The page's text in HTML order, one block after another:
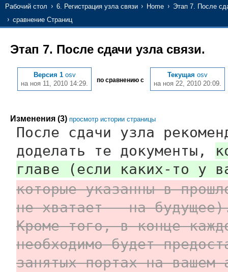
Рабочий стол 6. Регистрация узла связи Home
Этап 7. После
сравнение Страниц
Этап 7. После сдачи узла связи.
Версия 1 osv
на ноя 11, 2010 14:29.
по сравнению с
Текущая osv
на ноя 22, 2010 20:09.
Изменения (3) просмотр истории страницы
После сдачи узла
доделать те документы,
главе (если каких-то у
которые указанны в
не хватает – на
Кроме того, в конце
необходимо будет
занятых портах на вашем